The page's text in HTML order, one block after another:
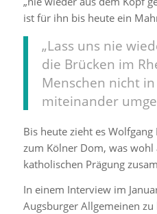
ist für ihn bis heute ein
„Lass uns nie
die Brücken im
Menschen nicht
miteinander
Bis heute zieht es
zum Kölner Dom, was
katholischen Prägung
In einem Interview im
Augsburger Allgemeinen